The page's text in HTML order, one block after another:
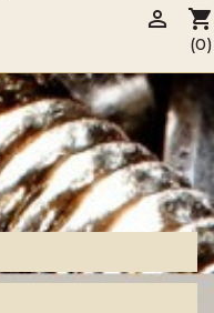
shopping_cart
(0)
